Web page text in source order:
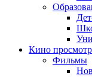
Кино
Фильмы